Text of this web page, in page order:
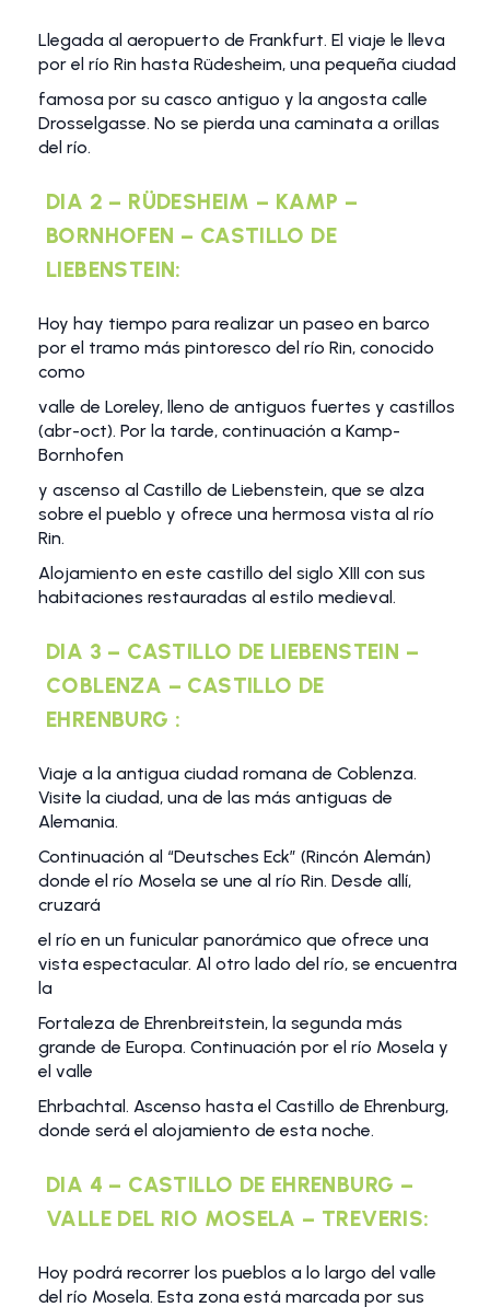
Llegada al aeropuerto de Frankfurt. El viaje le lleva
por el río Rin hasta Rüdesheim, una pequeña ciudad
famosa por su casco antiguo y la angosta calle
Drosselgasse. No se pierda una caminata a orillas
del río.
DIA 2 – RÜDESHEIM – KAMP –
BORNHOFEN – CASTILLO DE
LIEBENSTEIN:
Hoy hay tiempo para realizar un paseo en barco
por el tramo más pintoresco del río Rin, conocido
como
valle de Loreley, lleno de antiguos fuertes y castillos
(abr-oct). Por la tarde, continuación a Kamp-
Bornhofen
y ascenso al Castillo de Liebenstein, que se alza
sobre el pueblo y ofrece una hermosa vista al río
Rin.
Alojamiento en este castillo del siglo XIII con sus
habitaciones restauradas al estilo medieval.
DIA 3 – CASTILLO DE LIEBENSTEIN –
COBLENZA – CASTILLO DE
EHRENBURG :
Viaje a la antigua ciudad romana de Coblenza.
Visite la ciudad, una de las más antiguas de
Alemania.
Continuación al “Deutsches Eck” (Rincón Alemán)
donde el río Mosela se une al río Rin. Desde allí,
cruzará
el río en un funicular panorámico que ofrece una
vista espectacular. Al otro lado del río, se encuentra
la
Fortaleza de Ehrenbreitstein, la segunda más
grande de Europa. Continuación por el río Mosela y
el valle
Ehrbachtal. Ascenso hasta el Castillo de Ehrenburg,
donde será el alojamiento de esta noche.
DIA 4 – CASTILLO DE EHRENBURG –
VALLE DEL RIO MOSELA – TREVERIS:
Hoy podrá recorrer los pueblos a lo largo del valle
del río Mosela. Esta zona está marcada por sus